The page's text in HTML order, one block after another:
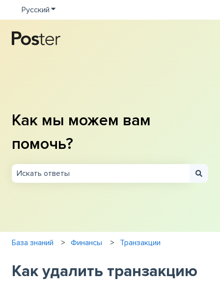
Русский Показать подменю для переводов
Как мы можем вам
помочь?
База знаний Финансы Транзакции
Как удалить транзакцию